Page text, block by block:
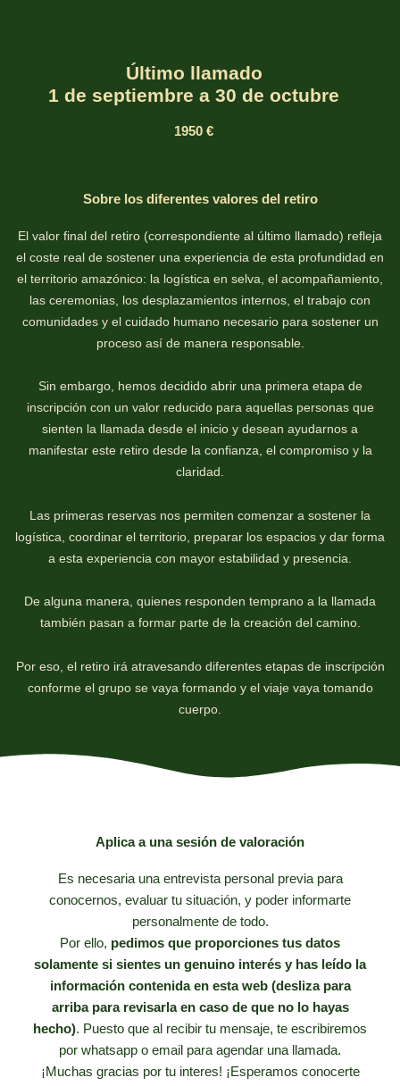
Último llamado
1 de septiembre a 30 de octubre
1950 €
Sobre los diferentes valores del retiro
El valor final del retiro (correspondiente al último llamado) refleja
el coste real de sostener una experiencia de esta profundidad en
el territorio amazónico: la logística en selva, el acompañamiento,
las ceremonias, los desplazamientos internos, el trabajo con
comunidades y el cuidado humano necesario para sostener un
proceso así de manera responsable.
Sin embargo, hemos decidido abrir una primera etapa de
inscripción con un valor reducido para aquellas personas que
sienten la llamada desde el inicio y desean ayudarnos a
manifestar este retiro desde la confianza, el compromiso y la
claridad.
Las primeras reservas nos permiten comenzar a sostener la
logística, coordinar el territorio, preparar los espacios y dar forma
a esta experiencia con mayor estabilidad y presencia.
De alguna manera, quienes responden temprano a la llamada
también pasan a formar parte de la creación del camino.
Por eso, el retiro irá atravesando diferentes etapas de inscripción
conforme el grupo se vaya formando y el viaje vaya tomando
cuerpo.
Aplica a una sesión de valoración
Es necesaria una entrevista personal previa para
conocernos, evaluar tu situación, y poder informarte
personalmente de todo.
Por ello, pedimos que proporciones tus datos
solamente si sientes un genuino interés y has leído la
información contenida en esta web (desliza para
arriba para revisarla en caso de que no lo hayas
hecho). Puesto que al recibir tu mensaje, te escribiremos
por whatsapp o email para agendar una llamada.
¡Muchas gracias por tu interes! ¡Esperamos conocerte